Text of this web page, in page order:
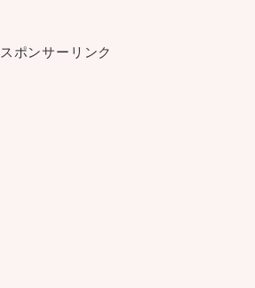
スポンサーリンク